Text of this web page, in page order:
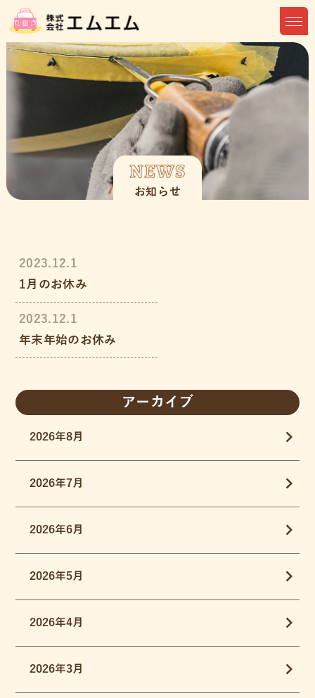
NEWS
お知らせ
2023.12.1
1月のお休み
2023.12.1
年末年始のお休み
アーカイブ
2026年8月
2026年7月
2026年6月
2026年5月
2026年4月
2026年3月